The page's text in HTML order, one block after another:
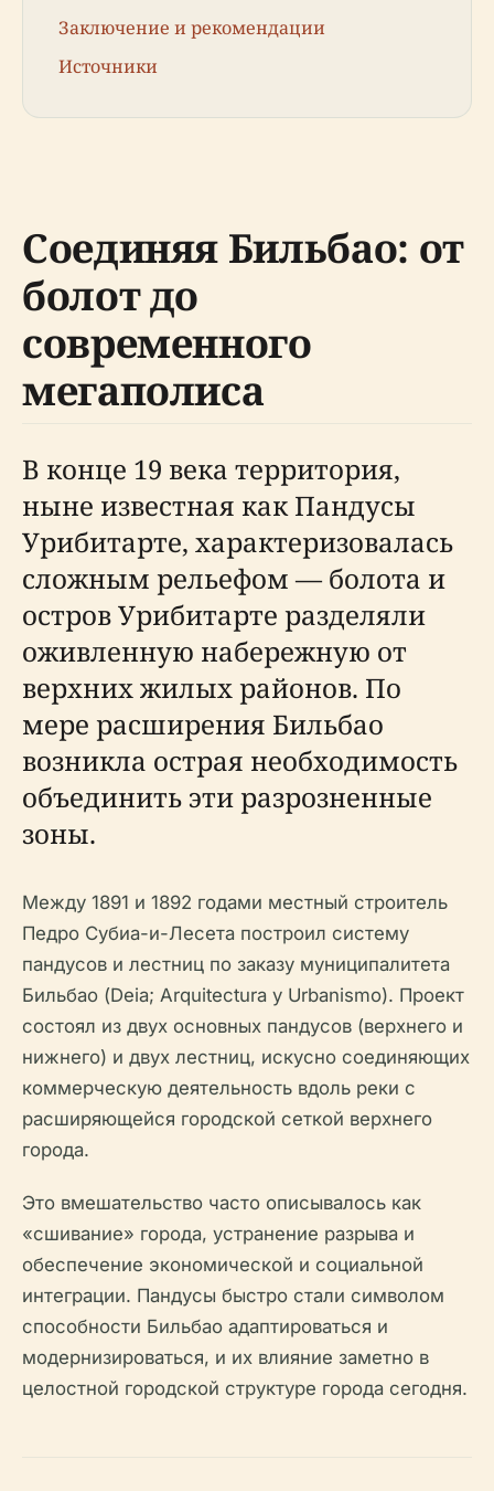
Заключение и рекомендации
Источники
Соединяя Бильбао: от
болот до
современного
мегаполиса
В конце 19 века территория,
ныне известная как Пандусы
Урибитарте, характеризовалась
сложным рельефом — болота и
остров Урибитарте разделяли
оживленную набережную от
верхних жилых районов. По
мере расширения Бильбао
возникла острая необходимость
объединить эти разрозненные
зоны.
Между 1891 и 1892 годами местный строитель
Педро Субиа-и-Лесета построил систему
пандусов и лестниц по заказу муниципалитета
Бильбао (Deia; Arquitectura y Urbanismo). Проект
состоял из двух основных пандусов (верхнего и
нижнего) и двух лестниц, искусно соединяющих
коммерческую деятельность вдоль реки с
расширяющейся городской сеткой верхнего
города.
Это вмешательство часто описывалось как
«сшивание» города, устранение разрыва и
обеспечение экономической и социальной
интеграции. Пандусы быстро стали символом
способности Бильбао адаптироваться и
модернизироваться, и их влияние заметно в
целостной городской структуре города сегодня.